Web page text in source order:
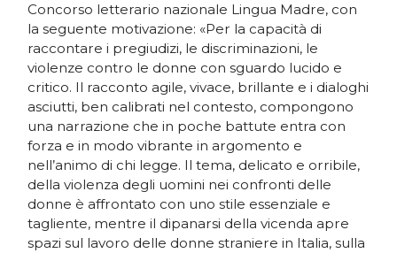
Concorso letterario nazionale Lingua Madre, con
la seguente motivazione: «Per la capacità di
raccontare i pregiudizi, le discriminazioni, le
violenze contro le donne con sguardo lucido e
critico. Il racconto agile, vivace, brillante e i dialoghi
asciutti, ben calibrati nel contesto, compongono
una narrazione che in poche battute entra con
forza e in modo vibrante in argomento e
nell’animo di chi legge. Il tema, delicato e orribile,
della violenza degli uomini nei confronti delle
donne è affrontato con uno stile essenziale e
tagliente, mentre il dipanarsi della vicenda apre
spazi sul lavoro delle donne straniere in Italia, sulla